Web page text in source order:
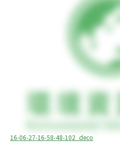
16-06-27-16-58-48-102_deco